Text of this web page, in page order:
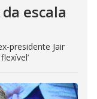
escala
presidente Jair